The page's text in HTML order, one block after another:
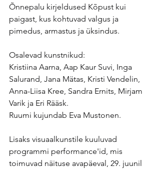
Õnnepalu kirjeldused Kõpust kui
paigast, kus kohtuvad valgus ja
pimedus, armastus ja üksindus.
Osalevad kunstnikud:
Kristiina Aarna, Aap Kaur Suvi, Inga
Salurand, Jana Mätas, Kristi Vendelin,
Anna-Liisa Kree, Sandra Ernits, Mirjam
Varik ja Eri Rääsk.
Ruumi kujundab Eva Mustonen.
Lisaks visuaalkunstile kuuluvad
programmi performance'id, mis
toimuvad näituse avapäeval, 29. juunil